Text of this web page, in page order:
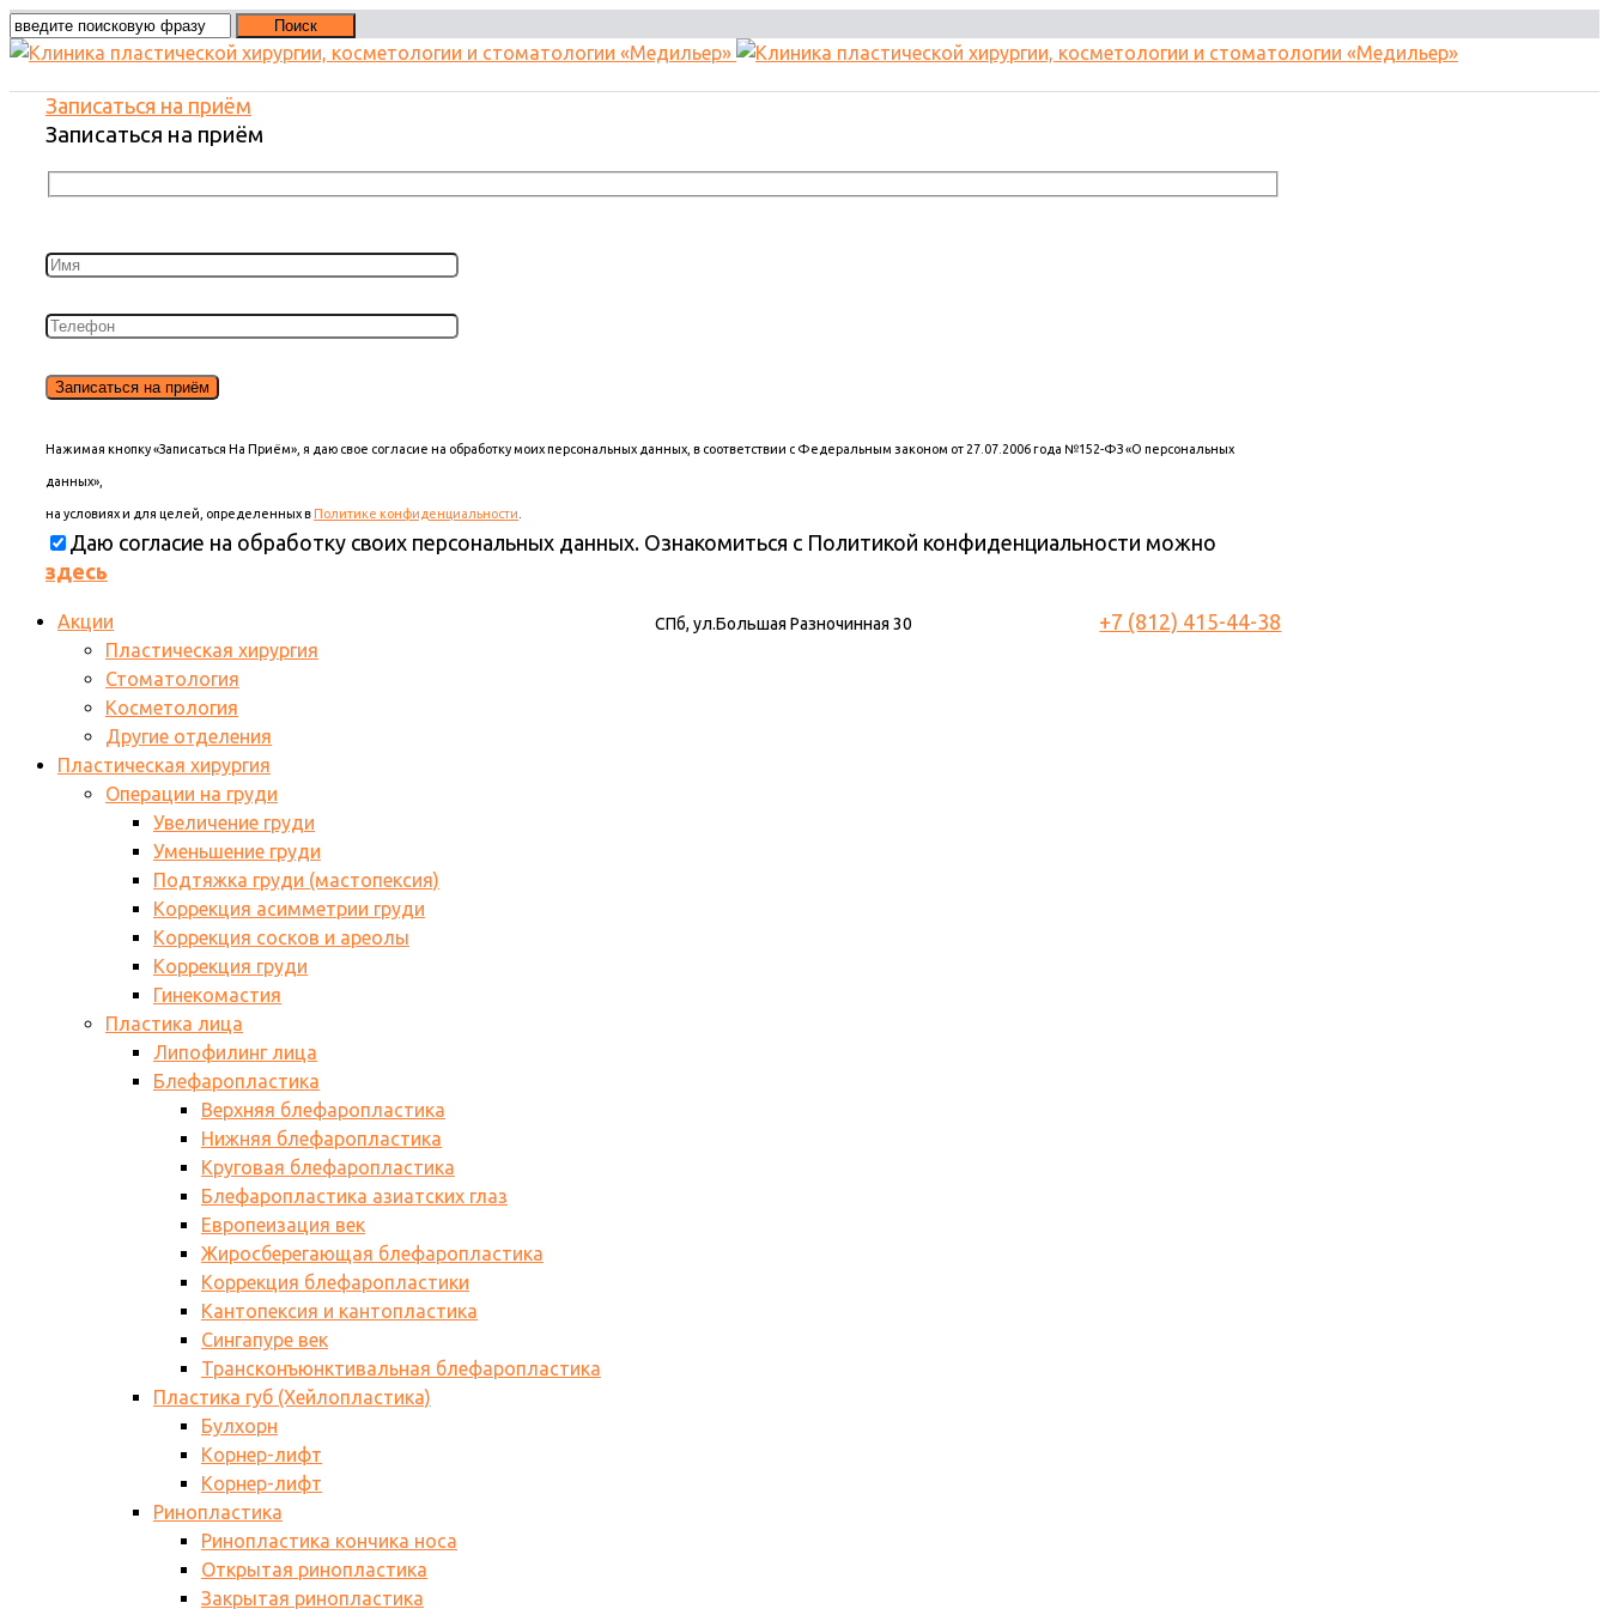
Записаться на приём
Записаться на приём
Нажимая кнопку «Записаться На Приём», я даю свое согласие на обработку моих персональных данных, в соответствии с Федеральным законом от 27.07.2006 года №152-ФЗ «О персональных
данных»,
на условиях и для целей, определенных в Политике конфиденциальности
Даю согласие на обработку своих персональных данных. Ознакомиться с Политикой конфиденциальности можно
здесь
+7 (812) 415-44-38
СПб, ул.Большая Разночинная 30
Акции
Пластическая хирургия
Стоматология
Косметология
Другие отделения
Пластическая хирургия
Операции на груди
Увеличение груди
Уменьшение груди
Подтяжка груди (мастопексия)
Коррекция асимметрии груди
Коррекция сосков и ареолы
Коррекция груди
Гинекомастия
Пластика лица
Липофилинг лица
Блефаропластика
Верхняя блефаропластика
Нижняя блефаропластика
Круговая блефаропластика
Блефаропластика азиатских глаз
Европеизация век
Жиросберегающая блефаропластика
Коррекция блефаропластики
Кантопексия и кантопластика
Сингапуре век
Трансконъюнктивальная блефаропластика
Пластика губ (Хейлопластика)
Булхорн
Корнер-лифт
Корнер-лифт
Ринопластика
Ринопластика кончика носа
Открытая ринопластика
Закрытая ринопластика